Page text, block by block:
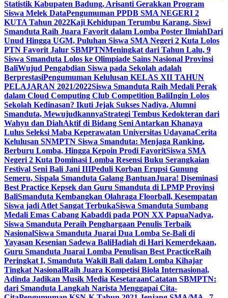
Statistik Kabupaten Badung, Arisanti Gerakkan Program
Siswa Melek DataPengumuman PPDB SMA NEGERI 2
KUTA Tahun 2022Kaji Kehidupan Terumbu Karang, Siswi
Smanduta Raih Juara Favorit dalam Lomba Poster IlmiahDari
Unud Hingga UGM, Puluhan Siswa SMA Negeri 2 Kuta Lolos
PTN Favorit Jalur SBMPTNMeningkat dari Tahun Lalu, 9
Siswa Smanduta Lolos ke Olimpiade Sains Nasional Provinsi
BaliWujud Pengabdian Siswa pada Sekolah adalah
BerprestasiPengumuman Kelulusan KELAS XII TAHUN
PELAJARAN 2021/2022Siswa Smanduta Raih Medali Perak
dalam Cloud Computing Club Competition BaliIngin Lolos
Sekolah Kedinasan? Ikuti Jejak Sukses Nadiya, Alumni
Smanduta, MewujudkannyaStrategi Tembus Kedokteran dari
Wahyu dan DiahAktif di Bidang Seni Antarkan Khanaya
Lulus Seleksi Maba Keperawatan Universitas UdayanaCerita
Kelulusan SNMPTN Siswa Smanduta: Menjaga Ranking,
Berburu Lomba, Hingga Kepoin Prodi FavoritSiswa SMA
Negeri 2 Kuta Dominasi Lomba Resensi Buku Serangkaian
Festival Seni Bali Jani IIIPeduli Korban Erupsi Gunung
Semeru, Sispala Smanduta Galang BantuanJuara! Diseminasi
Best Practice Kepsek dan Guru Smanduta di LPMP Provinsi
BaliSmanduta Kembangkan Olahraga Floorball, Kesempatan
Siswa jadi Atlet Sangat TerbukaSiswa Smanduta Sumbang
Medali Emas Cabang Kabaddi pada PON XX PapuaNadya,
Siswa Smanduta Peraih Penghargaan Penulis Terbaik
NasionalSiswa Smanduta Juarai Dua Lomba Se-Bali di
Yayasan Kesenian Sadewa BaliHadiah di Hari Kemerdekaan,
Guru Smanduta Juarai Lomba Penulisan Best PracticeRaih
Peringkat I, Smanduta Wakili Bali dalam Lomba Kihajar
Tingkat NasionalRaih Juara Kompetisi Biola Internasional,
Adinda Jadikan Musik Media KesetaraanCatatan SBMPTN:
dari Smanduta Langkah Narista Menggapai Cita-